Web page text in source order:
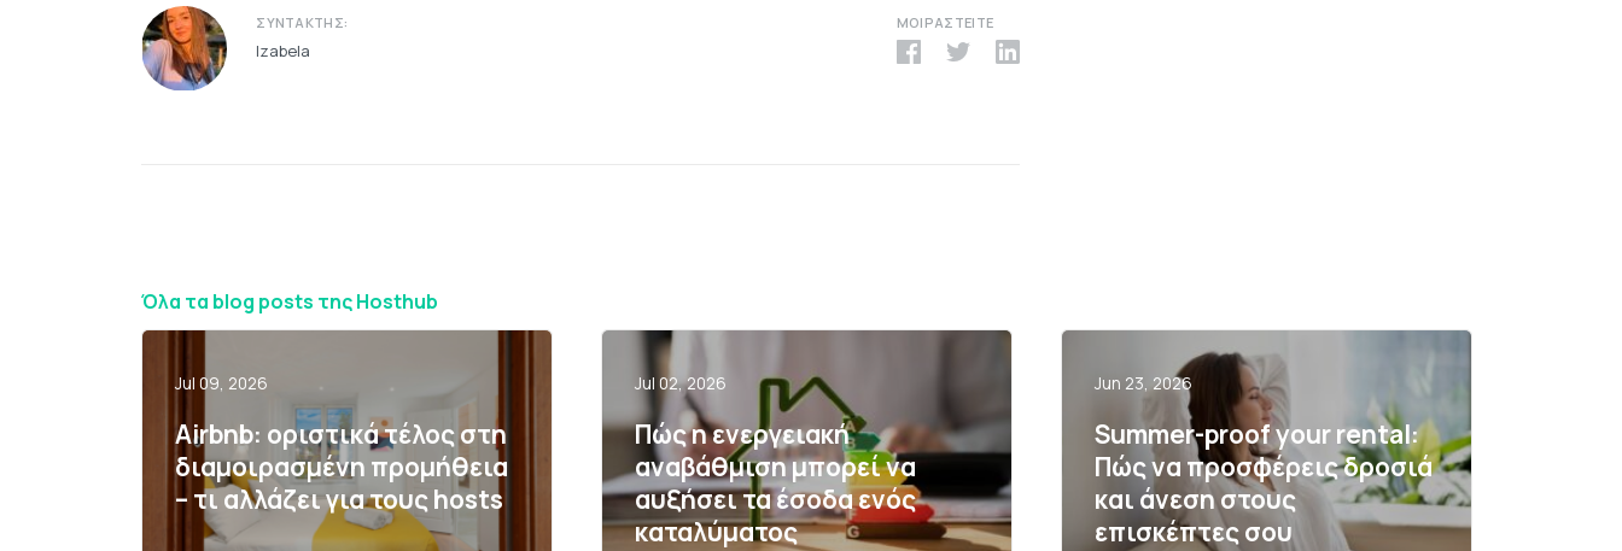
ΣΥΝΤΆΚΤΗΣ:
Izabela
ΜΟΙΡΑΣΤΕΊΤΕ
Όλα τα blog posts της Hosthub
Jul 09, 2026
Airbnb: οριστικά τέλος στη
διαμοιρασμένη προμήθεια
– τι αλλάζει για τους hosts
Jul 02, 2026
Πώς η ενεργειακή
αναβάθμιση μπορεί να
αυξήσει τα έσοδα ενός
καταλύματος
Jun 23, 2026
Summer-proof your rental:
Πώς να προσφέρεις δροσιά
και άνεση στους
επισκέπτες σου